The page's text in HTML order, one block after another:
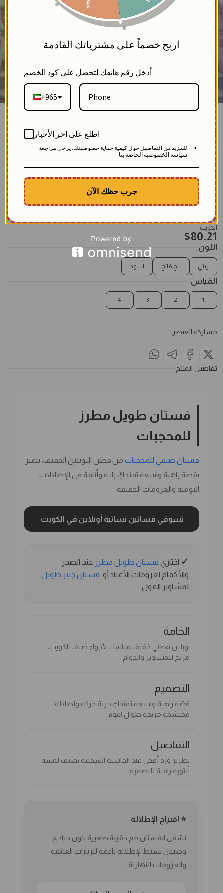
فستان طويل للمحجبات مطرز بقصة راهية
0
SKU: 12577
الوصف
فستان نسائي صيفي طويل:
♢ خام قطن البوبلين الناعم
♢ يتميز بقصة "راهية" مريحة
♢ زهور مطرزة بدقة بشكل أفقي عند الحاشية السفلية لإطلالة شيك لمشاوير صيف
الكويت
80.21
$
اللون
زيتي بيج فاتح اسود
القياس
1
2
3
4
مشاركة العنصر
تفاصيل المنتج
فستان طويل مطرز
للمحجبات
فستان صيفي للمحجبات من قطن البوبلين الخفيف، يتميز
بقصة راهية واسعة تمنحكِ راحة وأناقة في الإطلالات
اليومية والعزومات الخفيفة.
تسوقي فساتين نسائية أونلاين في الكويت
✓ اختاري فستان طويل مطرز عند الصدر
والأكمام لعزومات الأعياد أو فستان جينز طويل
لمشاوير المول
الخامة
بوبلين قطني خفيف مناسب لأجواء صيف الكويت،
مريح للمشاوير والدوام.
التصميم
قصّة راهية واسعة تمنحكِ حرية حركة وإطلالة
محتشمة مريحة طوال اليوم
التفاصيل
تطريز ورد أفقي عند الحاشية السفلية يضيف لمسة
أنثوية راقية للتصميم
⭐ اقتراح الإطلالة
نسّقي الفستان مع حقيبة صغيرة بلون حيادي
وصندل بسيط لإطلالة ناعمة للزيارات العائلية
والعزومات النهارية.
اربح خصماً على مشترياتك القادمة
أدخل رقم هاتفك لتحصل على كود الخصم
+965
اطلع على اخر الأخبار
للمزيد من التفاصيل حول كيفية حماية خصوصيتك، يرجى مراجعة
سياسة الخصوصية الخاصة بنا
جرب حظك الآن